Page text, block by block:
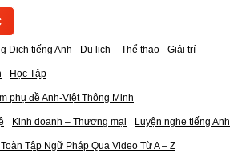
Dịch tiếng Anh Du lịch – Thể thao Giải trí
Học Tập
phụ đề Anh-Việt Thông Minh
Kinh doanh – Thương mại Luyện nghe tiếng Anh
Tập Ngữ Pháp Qua Video Từ A – Z